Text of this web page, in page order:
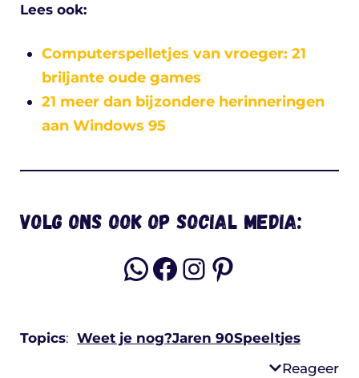
Lees ook:
Computerspelletjes van vroeger: 21
briljante oude games
21 meer dan bijzondere herinneringen
aan Windows 95
Volg ons ook op social media:
WhatsApp
Facebook
Instagram
Pinterest
Topics: Weet je nog?Jaren 90Speeltjes
Reageer